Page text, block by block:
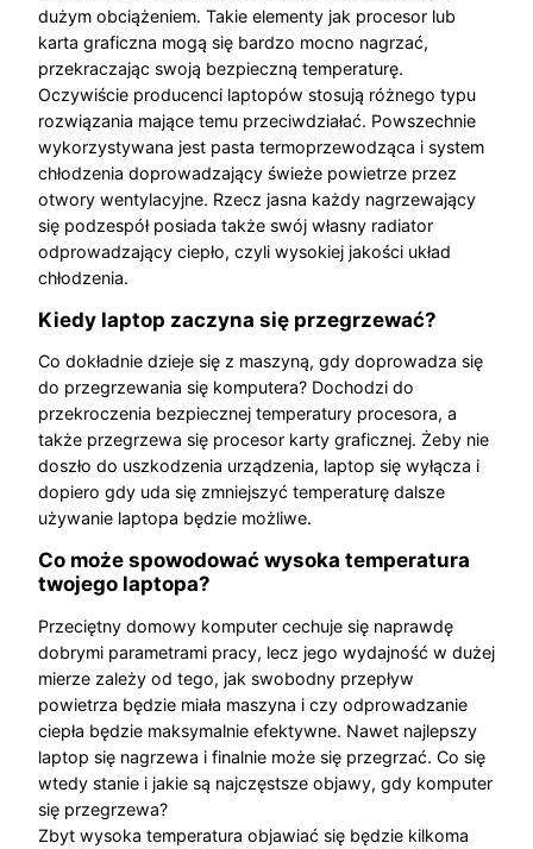
dużym obciążeniem. Takie elementy jak procesor lub
karta graficzna mogą się bardzo mocno nagrzać,
przekraczając swoją bezpieczną temperaturę.
Oczywiście producenci laptopów stosują różnego typu
rozwiązania mające temu przeciwdziałać. Powszechnie
wykorzystywana jest pasta termoprzewodząca i system
chłodzenia doprowadzający świeże powietrze przez
otwory wentylacyjne. Rzecz jasna każdy nagrzewający
się podzespół posiada także swój własny radiator
odprowadzający ciepło, czyli wysokiej jakości układ
chłodzenia.
Kiedy laptop zaczyna się przegrzewać?
Co dokładnie dzieje się z maszyną, gdy doprowadza się
do przegrzewania się komputera? Dochodzi do
przekroczenia bezpiecznej temperatury procesora, a
także przegrzewa się procesor karty graficznej. Żeby nie
doszło do uszkodzenia urządzenia, laptop się wyłącza i
dopiero gdy uda się zmniejszyć temperaturę dalsze
używanie laptopa będzie możliwe.
Co może spowodować wysoka temperatura
twojego laptopa?
Przeciętny domowy komputer cechuje się naprawdę
dobrymi parametrami pracy, lecz jego wydajność w dużej
mierze zależy od tego, jak swobodny przepływ
powietrza będzie miała maszyna i czy odprowadzanie
ciepła będzie maksymalnie efektywne. Nawet najlepszy
laptop się nagrzewa i finalnie może się przegrzać. Co się
wtedy stanie i jakie są najczęstsze objawy, gdy komputer
się przegrzewa?
Zbyt wysoka temperatura objawiać się będzie kilkoma